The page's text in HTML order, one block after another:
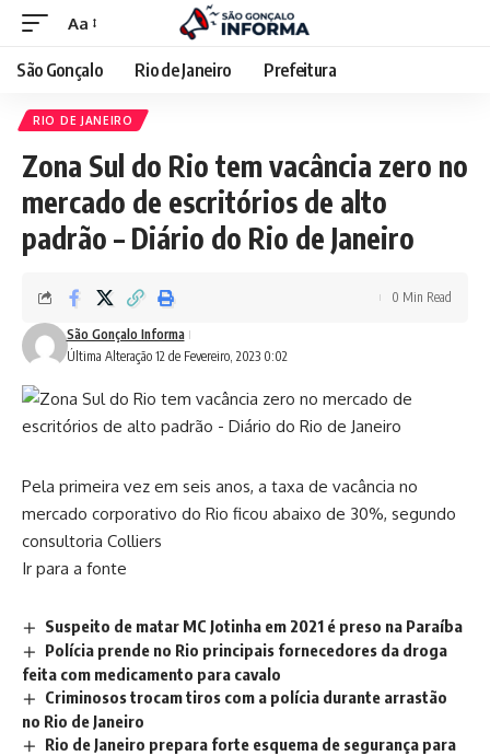
Aa
São Gonçalo Rio de Janeiro Prefeitura
RIO DE JANEIRO
Zona Sul do Rio tem vacância zero no
mercado de escritórios de alto
padrão – Diário do Rio de Janeiro
Última Alteração 12 de Fevereiro, 2023 0:02
São Gonçalo Informa
0 Min Read
Pela primeira vez em seis anos, a taxa de vacância no
mercado corporativo do Rio ficou abaixo de 30%, segundo
consultoria Colliers
Ir para a fonte
Suspeito de matar MC Jotinha em 2021 é preso na Paraíba
Polícia prende no Rio principais fornecedores da droga
feita com medicamento para cavalo
Criminosos trocam tiros com a polícia durante arrastão
no Rio de Janeiro
Rio de Janeiro prepara forte esquema de segurança para